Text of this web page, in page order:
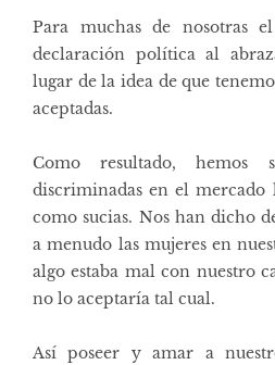
Para muchas de nosotras
declaración política al
lugar de la idea de que
aceptadas.
Como resultado,hemos
discriminadasen el mercado
como sucias. Nos han dicho
a menudo las mujeres en
algo estaba mal con nuestro
no lo aceptaría tal cual.
Así poseer y amar a